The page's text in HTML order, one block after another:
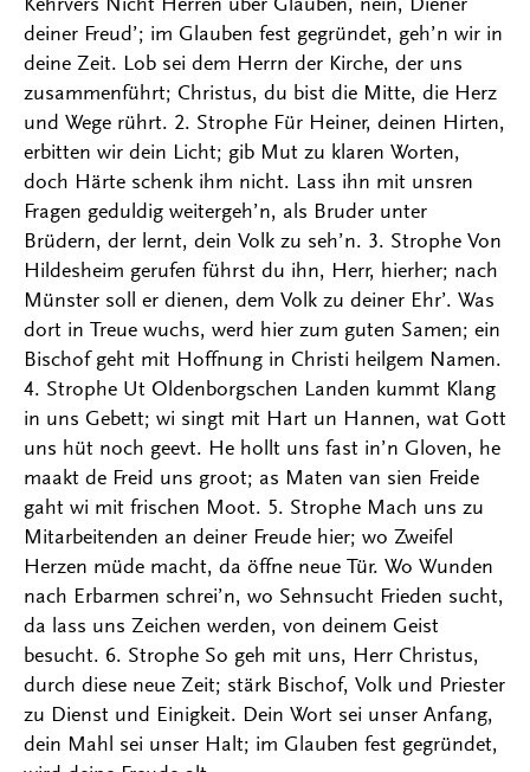
deiner Freud’; im Glauben fest gegründet, geh’n wir in
deine Zeit. Lob sei dem Herrn der Kirche, der uns
zusammenführt; Christus, du bist die Mitte, die Herz
und Wege rührt. 2. Strophe Für Heiner, deinen Hirten,
erbitten wir dein Licht; gib Mut zu klaren Worten,
doch Härte schenk ihm nicht. Lass ihn mit unsren
Fragen geduldig weitergeh’n, als Bruder unter
Brüdern, der lernt, dein Volk zu seh’n. 3. Strophe Von
Hildesheim gerufen führst du ihn, Herr, hierher; nach
Münster soll er dienen, dem Volk zu deiner Ehr’. Was
dort in Treue wuchs, werd hier zum guten Samen; ein
Bischof geht mit Hoffnung in Christi heilgem Namen.
4. Strophe Ut Oldenborgschen Landen kummt Klang
in uns Gebett; wi singt mit Hart un Hannen, wat Gott
uns hüt noch geevt. He hollt uns fast in’n Gloven, he
maakt de Freid uns groot; as Maten van sien Freide
gaht wi mit frischen Moot. 5. Strophe Mach uns zu
Mitarbeitenden an deiner Freude hier; wo Zweifel
Herzen müde macht, da öffne neue Tür. Wo Wunden
nach Erbarmen schrei’n, wo Sehnsucht Frieden sucht,
da lass uns Zeichen werden, von deinem Geist
besucht. 6. Strophe So geh mit uns, Herr Christus,
durch diese neue Zeit; stärk Bischof, Volk und Priester
zu Dienst und Einigkeit. Dein Wort sei unser Anfang,
dein Mahl sei unser Halt; im Glauben fest gegründet,